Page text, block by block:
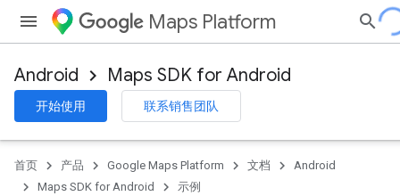
Maps Platform
Android Maps SDK for Android
开始使用 联系销售团队
首页 产品 Google Maps Platform 文档
Android
Maps SDK for Android
示例